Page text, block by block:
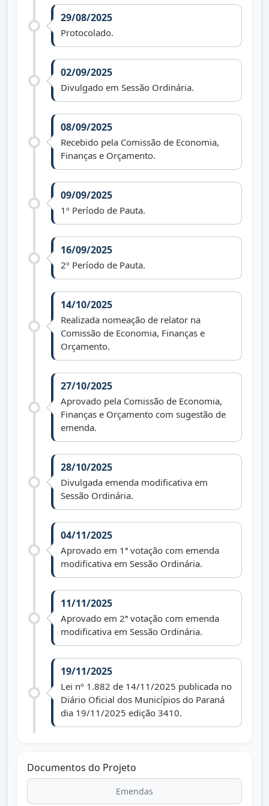
29/08/2025
Protocolado.
02/09/2025
Divulgado em Sessão Ordinária.
08/09/2025
Recebido pela Comissão de Economia,
Finanças e Orçamento.
09/09/2025
1º Período de Pauta.
16/09/2025
2º Período de Pauta.
14/10/2025
Realizada nomeação de relator na
Comissão de Economia, Finanças e
Orçamento.
27/10/2025
Aprovado pela Comissão de Economia,
Finanças e Orçamento com sugestão de
emenda.
28/10/2025
Divulgada emenda modificativa em
Sessão Ordinária.
04/11/2025
Aprovado em 1ª votação com emenda
modificativa em Sessão Ordinária.
11/11/2025
Aprovado em 2ª votação com emenda
modificativa em Sessão Ordinária.
19/11/2025
Lei nº 1.882 de 14/11/2025 publicada no
Diário Oficial dos Municípios do Paraná
dia 19/11/2025 edição 3410.
Documentos do Projeto
Emendas